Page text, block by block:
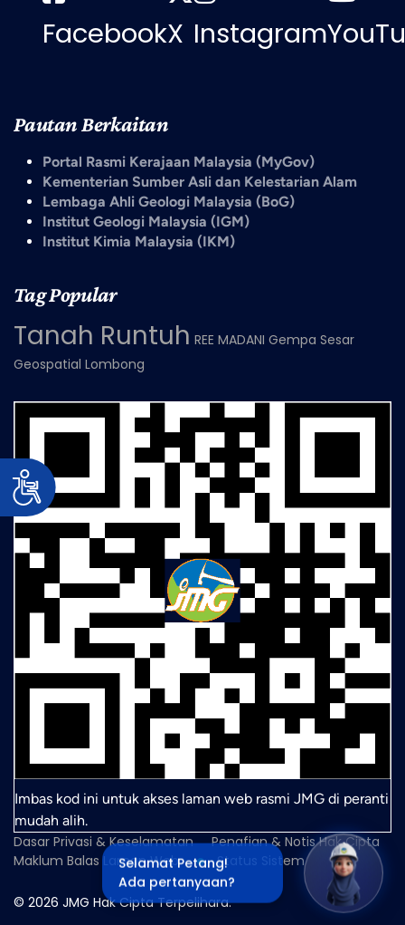
FacebookX Instagram
Pautan Berkaitan
Portal Rasmi Kerajaan Malaysia (MyGov)
Kementerian Sumber Asli dan Kelestarian Alam
Lembaga Ahli Geologi Malaysia (BoG)
Institut Geologi Malaysia (IGM)
Institut Kimia Malaysia (IKM)
Tag Popular
Tanah Runtuh REE MADANI Gempa Sesar
Geospatial Lombong
Imbas kod ini untuk akses laman web rasmi JMG di peranti
mudah alih.
Dasar Privasi & Keselamatan
Penafian & Notis Hak Cipta
Maklum Balas Laman Web
Status Sistem
© 2026 JMG Hak Cipta Terpelihara.
Selamat Petang!
Ada pertanyaan?